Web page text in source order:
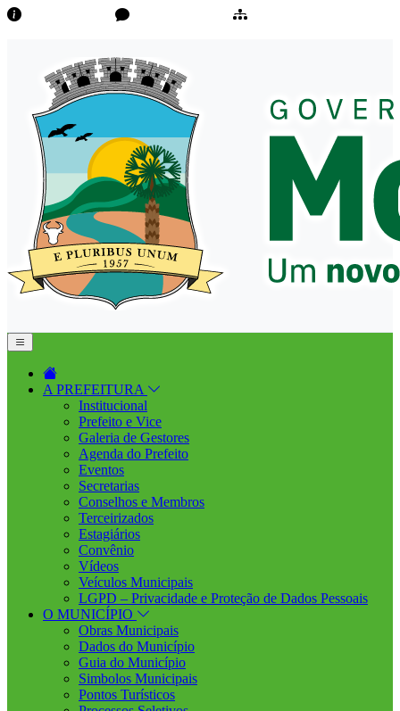
A PREFEITURA
Institucional
Prefeito e Vice
Galeria de Gestores
Agenda do Prefeito
Eventos
Secretarias
Conselhos e Membros
Terceirizados
Estagiários
Convênio
Vídeos
Veículos Municipais
LGPD – Privacidade e Proteção de Dados Pessoais
O MUNICÍPIO
Obras Municipais
Dados do Município
Guia do Município
Simbolos Municipais
Pontos Turísticos